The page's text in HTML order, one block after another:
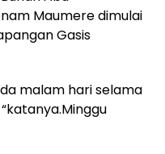
Maumere dimulai
Gasis
malam hari selama